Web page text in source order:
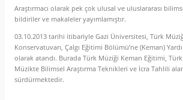
Araştırmacı olarak pek çok ulusal ve uluslararası
bildiriler ve makaleler yayımlamıştır.
03.10.2013 tarihi itibariyle Gazi Üniversitesi, Türk
Konservatuvarı, Çalgı Eğitimi Bölümü’ne (Keman)
olarak atandı. Burada Türk Müziği Keman Eğitimi,
Müzikte Bilimsel Araştırma Teknikleri ve İcra Tahlili
sürdürmektedir.